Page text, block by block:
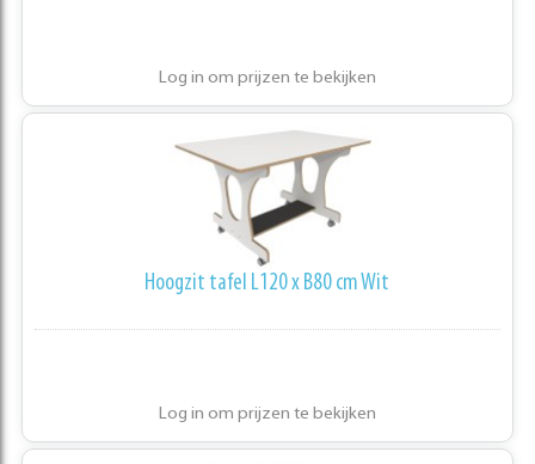
Log in om prijzen te bekijken
Hoogzit tafel L120 x B80 cm Wit
Log in om prijzen te bekijken